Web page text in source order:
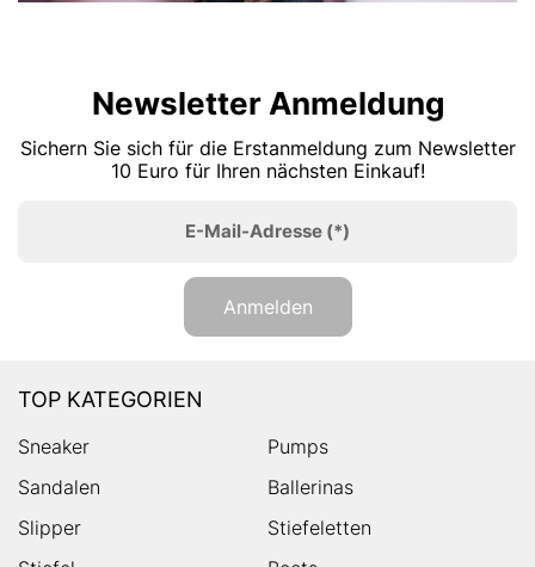
Newsletter Anmeldung
Sichern Sie sich für die Erstanmeldung zum Newsletter
10 Euro für Ihren nächsten Einkauf!
E-Mail-Adresse (*)
Anmelden
TOP KATEGORIEN
Sneaker
Pumps
Sandalen
Ballerinas
Slipper
Stiefeletten